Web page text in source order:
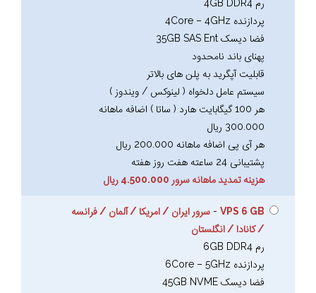
رم 4GB DDR4
پردازنده 4Core – 4GHz
فضا دیسک 35GB SAS Ent
پهنای باند نامحدود
قابلیت آپگرید به پلن های بالاتر
سیستم عامل دلخواه ( لینوکس / ویندوز )
هر 100 گیگابایت هارد ( ساتا ) اضافه ماهانه
300.000 ریال
هر آی پی اضافه ماهانه 200.000 ریال
پشتیبانی 24 ساعته هفت روز هفته
هزینه تمدید ماهانه سرور 4.500.000 ریال
VPS 6 GB
- سرور ایران / امریکا / آلمان / فرانسه
/ کانادا / انگلستان
رم 6GB DDR4
پردازنده 6Core – 5GHz
فضا دیسک 45GB NVME